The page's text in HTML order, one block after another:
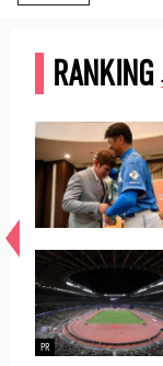
RANKING
常
PR